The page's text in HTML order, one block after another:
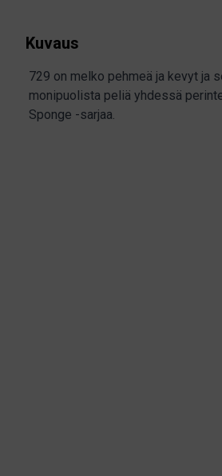
Kuvaus
729 on melko pehmeä ja kevyt ja
monipuolista peliä yhdessä
Sponge -sarjaa.